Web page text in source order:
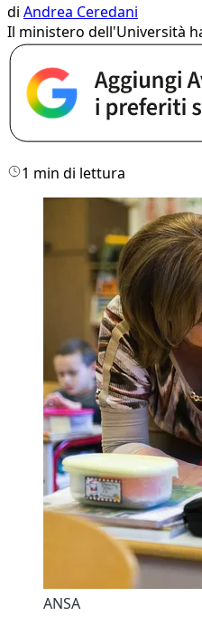
di Andrea Ceredani
Il ministero dell'Università
1 min di lettura
ANSA